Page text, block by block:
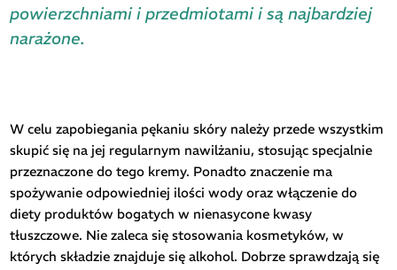
powierzchniami i przedmiotami i są najbardziej
narażone.
W celu zapobiegania pękaniu skóry należy przede wszystkim
skupić się na jej regularnym nawilżaniu, stosując specjalnie
przeznaczone do tego kremy. Ponadto znaczenie ma
spożywanie odpowiedniej ilości wody oraz włączenie do
diety produktów bogatych w nienasycone kwasy
tłuszczowe. Nie zaleca się stosowania kosmetyków, w
których składzie znajduje się alkohol. Dobrze sprawdzają się